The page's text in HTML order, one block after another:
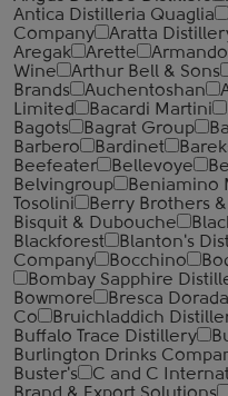
Antica Distilleria Quaglia
Company
Aratta
Aregak
Arette
Wine
Arthur Bell & Sons
Brands
Auchentoshan
Limited
Bacardi Martini
Bagots
Bagrat Group
Barbero
Bardinet
Beefeater
Bellevoye
Belvingroup
Beniamino
Tosolini
Berry Brothers &
Bisquit & Dubouche
Blackforest
Blanton's
Company
Bocchino
Bombay Sapphire
Bowmore
Bresca Dorada
Co
Bruichladdich
Buffalo Trace Distillery
Burlington Drinks
Buster's
C and C